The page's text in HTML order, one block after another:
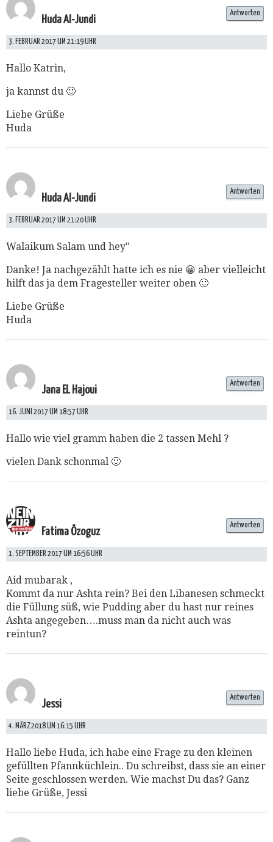
Huda Al-Jundi
3. FEBRUAR 2017 UM 21:19 UHR
Hallo Katrin,
ja kannst du 🙂
Liebe Grüße
Huda
Antworten
Huda Al-Jundi
3. FEBRUAR 2017 UM 21:20 UHR
Walaikum Salam und hey"
Danke! Ja nachgezählt hatte ich es nie 😀 aber vielleicht
hilft das ja dem Fragesteller weiter oben 🙂
Liebe Grüße
Huda
Antworten
Jana EL Hajoui
16. JUNI 2017 UM 18:57 UHR
Hallo wie viel gramm haben die 2 tassen Mehl ?
vielen Dank schonmal 🙂
Antworten
Fatima Özoguz
1. SEPTEMBER 2017 UM 16:56 UHR
Aid mubarak ,
Kommt da nur Ashta rein? Bei den Libanesen schmeckt
die Füllung süß, wie Pudding aber du hast nur reines
Ashta angegeben….muss man da nicht auch was
reintun?
Antworten
Jessi
4. MÄRZ 2018 UM 16:15 UHR
Hallo liebe Huda, ich habe eine Frage zu den kleinen
gefüllten Pfannküchlein.. Du schreibst, dass sie an einer
Seite geschlossen werden. Wie machst Du das? Ganz
liebe Grüße, Jessi
Antworten